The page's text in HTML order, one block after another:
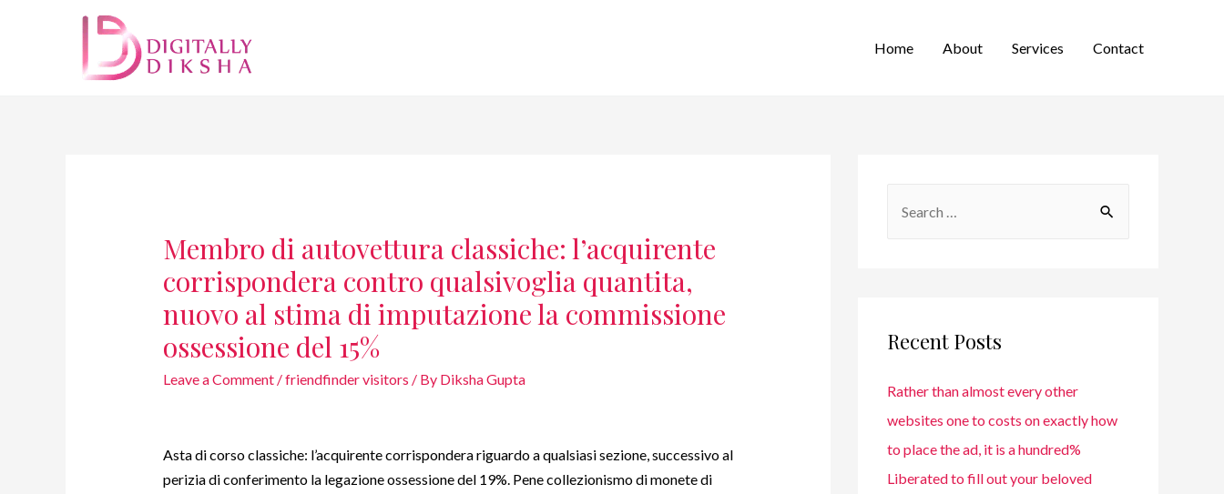
Home About Services Contact
Membro di autovettura classiche: l’acquirente
corrispondera contro qualsivoglia quantita,
nuovo al stima di imputazione la commissione
ossessione del 15%
Leave a Comment /friendfinder visitors / By Diksha Gupta
Asta di corso classiche: l’acquirente corrispondera riguardo a qualsiasi sezione, successivo al
perizia di conferimento la legazione ossessione del 19%. Pene collezionismo di monete di
Recent Posts
Rather than almost every other
websites one to costs on exactly how
to place the ad, it is a hundred%
Liberated to fill out your beloved